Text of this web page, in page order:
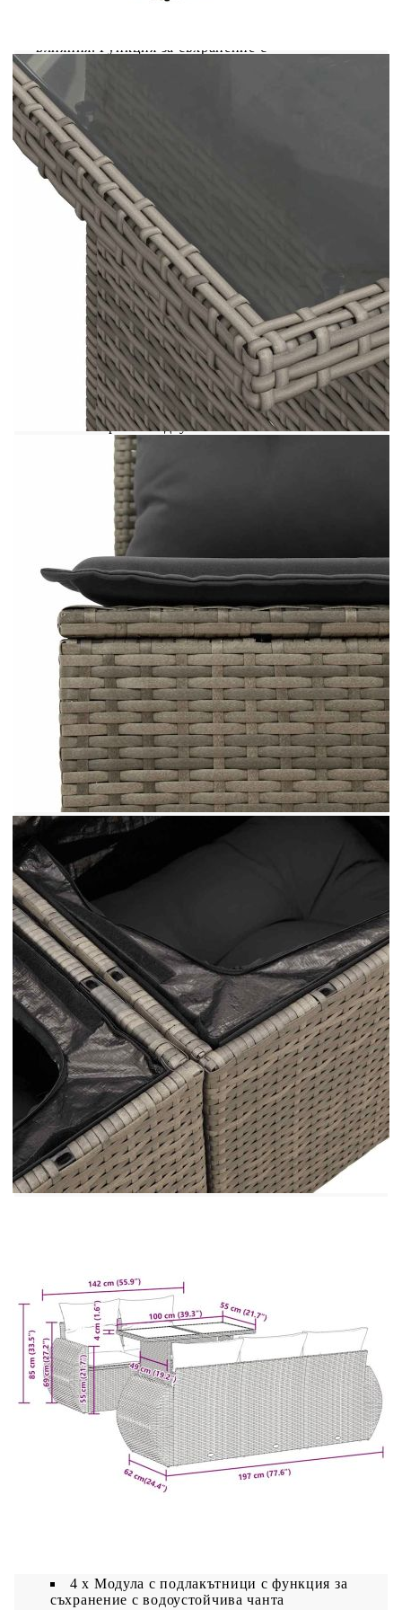
влияния.Функция за съхранение с
водоустойчива чанта: Всяка градинска седалка
разполага с място за съхранение под седалката,
допълнено с водоустойчива чанта за съхранение
на възглавници, играчки и други предмети.
Вътрешната чанта има горен капак и може да
бъде здраво закрепена към седалката със
закопчалки за допълнителна
стабилност.Регулируем плот: Плотът може да се
повдигне, за да направи масата по-висока, което
трансформира външната маса от маса за кафе в
маса за хранене. Идеална е за гости или за
хранене навън.Калъф, който може да се сваля и
може да се пере: Тези възглавници за седалки
имат подвижни калъфи за лесно пране и
поддръжка.Здрава и стабилна рамка: Прахово
боядисаната стоманена рамка е здрава,
стабилна, издръжлива и устойчива на корозия и
неблагоприятни атмосферни условия, което
гарантира дълготрайна експлоатация. Добре е
да се знае:За да сте сигурни, че вашите външни
мебели ще останат красиви, ви препоръчваме да
ги защитите с водоустойчиво покривало.
Размери на водоустойчивата чанта: 55 x 53
x 34 см (Д x Ш x В)
Максимален капацитет на теглото (на
седалка): 110 кг
UV устойчив
Пластмасови регулируеми крачета
Необходим е монтаж
Централна седалка:
Цвят: Сив
Материал: PE ратан, прахово боядисана
стомана
Размери: 55 x 62 x 69 см (Ш x Д x В)
Размери на седалката: 55 x 55 cм (Ш x Д)
Височина на седалката от земята (без
възглавницата): 37 см
Модул с подлакътници:
Цвят: Сив
Материал: PE ратан, прахово боядисана
стомана
Размери: 71 x 62 x 69 см (Ш x Д x В)
Размери на седалката: 55 x 55 cм (Ш x Д)
Височина на седалката от земята (без
възглавницата): 37 см
Височина на подлакътника от земята: 55 см
Маса:
Цвят: Сив
Материал: PE ратан, прахово боядисана
стомана, закалено стъкло
Размери: 100 x 55 x 44/73 см (Д x Ш x В)
полиестер)
Материал за пълнеж на възглавницата за
сядане: Дунапрен
Материал за пълнеж на облегалката:
Памучни влакна
Размери на възглавницата на седалката: 55
x 55 x 3 см (Ш x Д x Деб)
Размери на възглавницата за облягане: 55 x
45 x 13 см (Д х Ш x Деб)
4 x Модула с подлакътници с функция за
съхранение с водоустойчива чанта